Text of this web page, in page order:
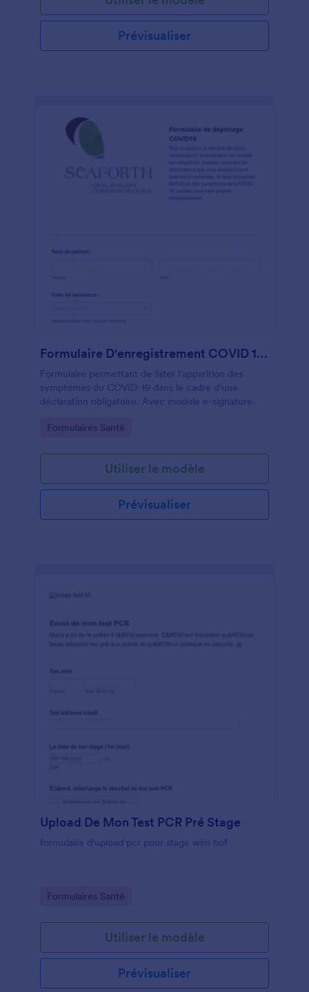
partager le formulaire avec un lien ou de l'intégrer
dans votre site Web et de visualiser les réponses de
votre compte Secure Jotform - protégé par la
vos réponses de sondage dans les tables Jotform ou
utiliser Jotform Report Builder pour générer
automatiquement des rapports visuels pour analyser
et partager en quelques secondes! Les
commentaires des patients sont essentiels à
l'amélioration de votre pratique médicale -
appareil.
Prévisualiser
Formulaire D'enregistrement COVID 19 En Français
Formulaire permettant de lister l'apparition des
symptomes du COVID-19 dans le cadre d'une
déclaration obligatoire. Avec module e-signature.
Go to Category:
Formulaires Santé
Utiliser le modèle
Prévisualiser
Upload De Mon Test PCR Pré Stage
formulaire d'upload pcr pour stage wim hof
Go to Category:
Formulaires Santé
Utiliser le modèle
Prévisualiser